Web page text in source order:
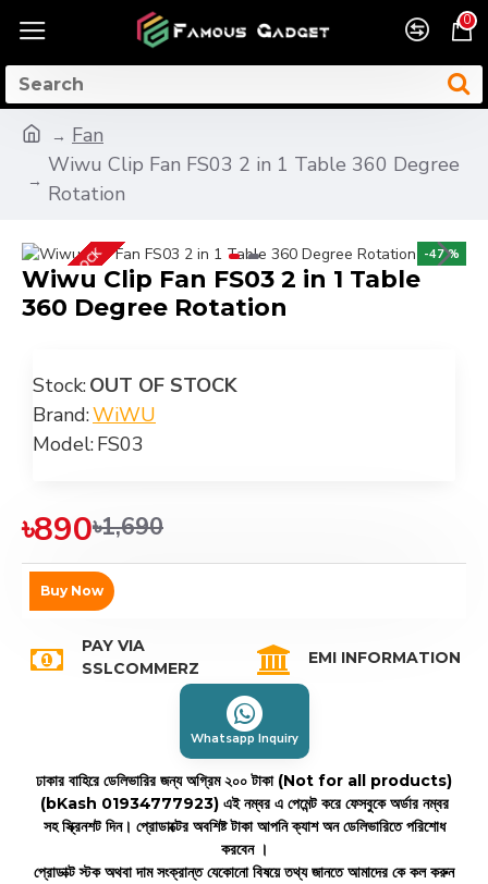
0
Fan
Wiwu Clip Fan FS03 2 in 1 Table 360 Degree
Rotation
-47 %
OUT OF STOCK
Wiwu Clip Fan FS03 2 in 1 Table
360 Degree Rotation
Stock:OUT OF STOCK
Brand:WiWU
Model:FS03
৳890৳1,690
Buy Now
PAY VIA
SSLCOMMERZ
EMI INFORMATION
Whatsapp Inquiry
ঢাকার বাহিরে ডেলিভারির জন্য অগ্রিম ২০০ টাকা (Not for all products)
(bKash 01934777923) এই নম্বর এ পেমেন্ট করে ফেসবুকে অর্ডার নম্বর
সহ স্ক্রিনশট দিন। প্রোডাক্টের অবশিষ্ট টাকা আপনি ক্যাশ অন ডেলিভারিতে পরিশোধ
করবেন ।
প্রোডাক্ট স্টক অথবা দাম সংক্রান্ত যেকোনো বিষয়ে তথ্য জানতে আমাদের কে কল করুন